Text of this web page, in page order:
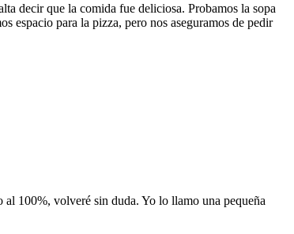
decir que la comida fue deliciosa. Probamos la sopa
espacio para la pizza, pero nos aseguramos de pedir
100%, volveré sin duda. Yo lo llamo una pequeña